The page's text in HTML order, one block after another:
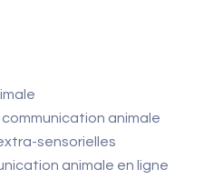
animale
sensorielles
animale en ligne